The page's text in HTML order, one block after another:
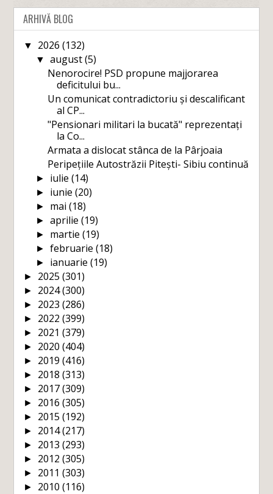
ARHIVĂ BLOG
▼ 2026(132)
▼ august(5)
Nenorocire! PSD propune majjorarea
deficitului bu...
Un comunicat contradictoriu și descalificant
al CP...
"Pensionari militari la bucată" reprezentați
la Co...
Armata a dislocat stânca de la Pârjoaia
Peripețiile Autostrăzii Pitești- Sibiu continuă
► iulie (14)
► iunie (20)
► mai (18)
► aprilie (19)
► martie (19)
► februarie (18)
► ianuarie (19)
► 2025(301)
► 2024(300)
► 2023(286)
► 2022(399)
► 2021(379)
► 2020(404)
► 2019(416)
► 2018(313)
► 2017(309)
► 2016(305)
► 2015(192)
► 2014(217)
► 2013(293)
► 2012(305)
► 2011(303)
► 2010(116)